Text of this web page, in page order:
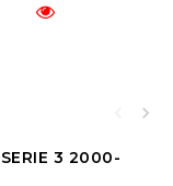
3 2000-